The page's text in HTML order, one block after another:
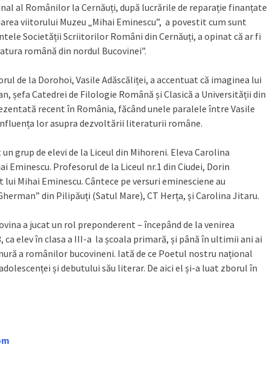
al Românilor la Cernăuți, după lucrările de reparație finanțate
viitorului Muzeu „Mihai Eminescu”, a povestit cum sunt
Societății Scriitorilor Români din Cernăuți, a opinat că ar fi
română din nordul Bucovinei”.
de la Dorohoi, Vasile Adăscăliței, a accentuat că imaginea lui
șefa Catedrei de Filologie Română și Clasică a Universității din
recent în România, făcând unele paralele între Vasile
lor asupra dezvoltării literaturii române.
grup de elevi de la Liceul din Mihoreni. Eleva Carolina
Eminescu. Profesorul de la Liceul nr.1 din Ciudei, Dorin
Mihai Eminescu. Cântece pe versuri eminesciene au
din Pilipăuți (Satul Mare), CT Herța, și Carolina Jitaru.
a jucat un rol preponderent – începând de la venirea
elev în clasa a III-a la școala primară, și până în ultimii ani ai
a românilor bucovineni. Iată de ce Poetul nostru național
și debutului său literar. De aici el și-a luat zborul în